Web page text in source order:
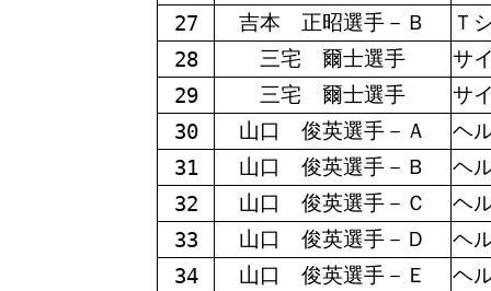
27
吉本 正昭選手－Ｂ
Ｔ
28
三宅 爾士選手
サ
29
三宅 爾士選手
サ
30
山口 俊英選手－Ａ
ヘ
31
山口 俊英選手－Ｂ
ヘ
32
山口 俊英選手－Ｃ
ヘ
33
山口 俊英選手－Ｄ
ヘ
34
山口 俊英選手－Ｅ
ヘ